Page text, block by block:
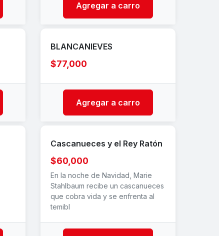
Agregar a carro
BLANCANIEVES
$77,000
Agregar a carro
Cascanueces y el Rey Ratón
$60,000
En la noche de Navidad, Marie
Stahlbaum recibe un cascanueces
que cobra vida y se enfrenta al
temibl